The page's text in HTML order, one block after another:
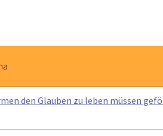
den Glauben zu leben müssen